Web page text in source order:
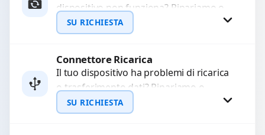
WhatsApp
dispositivo non funziona? Ripariamo o
sostituiamo fotocamere guaste con
problemi come immagini sfocate, messa
SU RICHIESTA
Richiedi Preventivo
WhatsApp
Connettore Ricarica
Il tuo dispositivo ha problemi di ricarica
o trasferimento dati? Ripariamo o
sostituiamo connettori di ricarica guasti,
rotti, allentati, danneggiati,...
SU RICHIESTA